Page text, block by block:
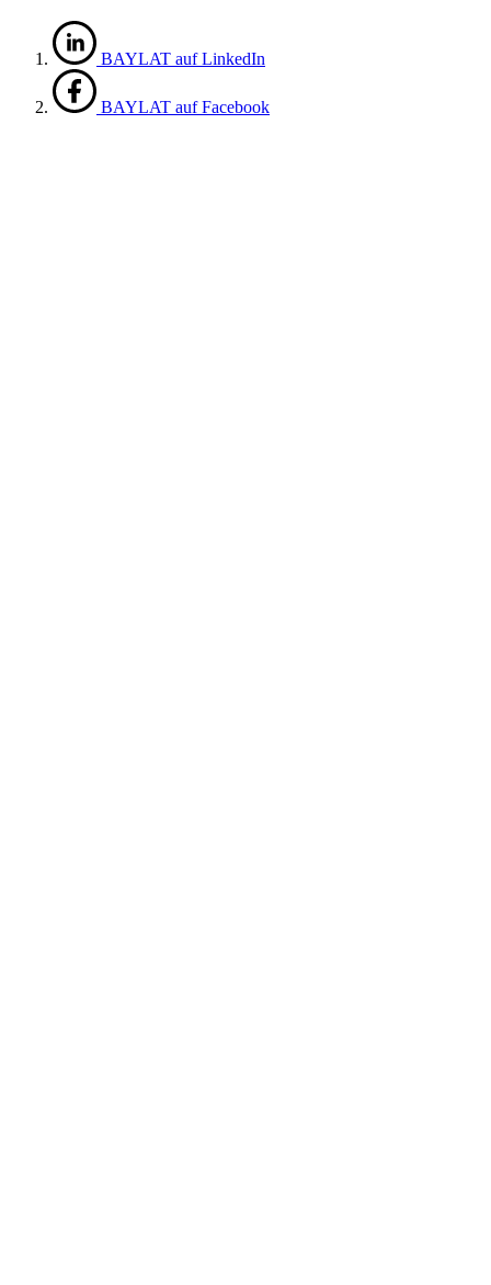
BAYLAT auf LinkedIn
BAYLAT auf Facebook